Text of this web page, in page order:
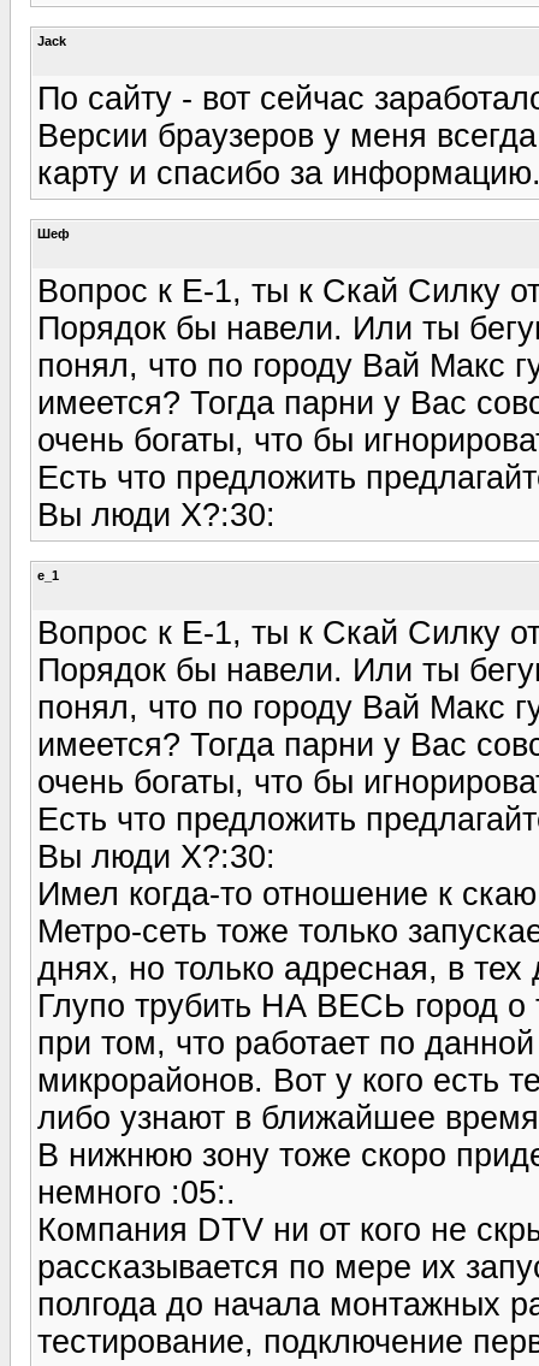
Jack
По сайту - вот сейчас
Версии браузеров у меня
карту и спасибо за
Шеф
Вопрос к Е-1, ты к Скай Силку
Порядок бы навели. Или ты
понял, что по городу Вай Макс
имеется? Тогда парни у Вас
очень богаты, что бы
Есть что предложить
Вы люди Х?:30:
e_1
Вопрос к Е-1, ты к Скай Силку
Порядок бы навели. Или ты
понял, что по городу Вай Макс
имеется? Тогда парни у Вас
очень богаты, что бы
Есть что предложить
Вы люди Х?:30:
Имел когда-то отношение к
Метро-сеть тоже только
днях, но только адресная, в
Глупо трубить НА ВЕСЬ город
при том, что работает по
микрорайонов. Вот у кого есть
либо узнают в ближайшее
В нижнюю зону тоже скоро
немного :05:.
Компания DTV ни от кого не
рассказывается по мере их
полгода до начала монтажных
тестирование, подключение